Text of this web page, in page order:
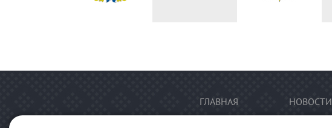
ГЛАВНАЯ НОВОСТИ